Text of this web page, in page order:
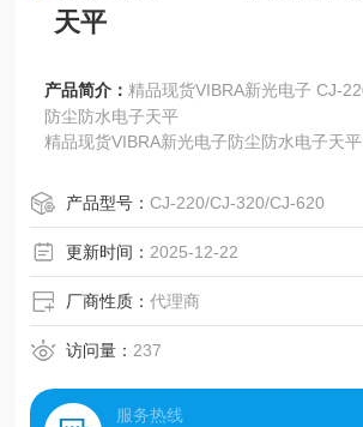
天平
产品简介： 精品现货VIBRA新光电子 CJ-220/CJ-320/CJ-620
防尘防水电子天平
精品现货VIBRA新光电子防尘防水电子天平
产品型号：CJ-220/CJ-320/CJ-620
更新时间： 2025-12-22
厂商性质：代理商
访问量： 237
服务热线